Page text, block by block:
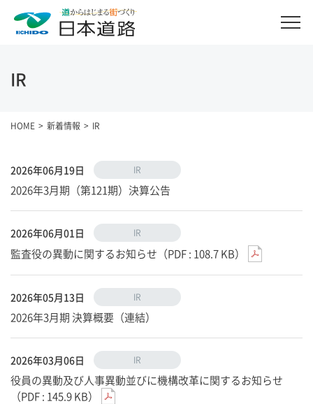
IR
HOME 新着情報 IR
2026年06月19日 IR
2026年3月期（第121期）決算公告
2026年06月01日 IR
監査役の異動に関するお知らせ（PDF : 108.7 KB）
2026年05月13日 IR
2026年3月期 決算概要（連結）
2026年03月06日 IR
役員の異動及び人事異動並びに機構改革に関するお知らせ
（PDF : 145.9 KB）